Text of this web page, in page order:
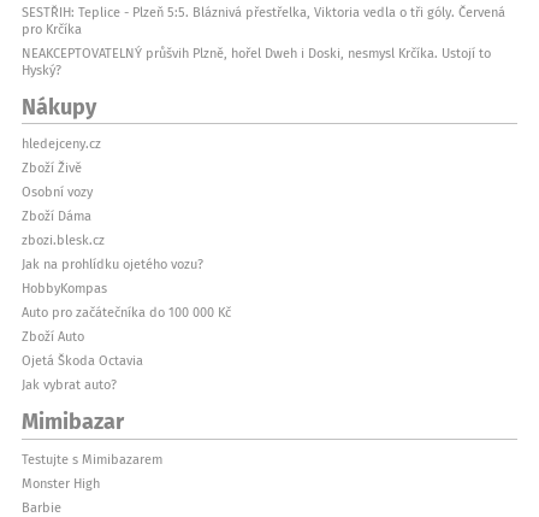
SESTŘIH: Teplice - Plzeň 5:5. Bláznivá přestřelka, Viktoria vedla o tři góly. Červená
pro Krčíka
NEAKCEPTOVATELNÝ průšvih Plzně, hořel Dweh i Doski, nesmysl Krčíka. Ustojí to
Hyský?
Nákupy
hledejceny.cz
Zboží Živě
Osobní vozy
Zboží Dáma
zbozi.blesk.cz
Jak na prohlídku ojetého vozu?
HobbyKompas
Auto pro začátečníka do 100 000 Kč
Zboží Auto
Ojetá Škoda Octavia
Jak vybrat auto?
Mimibazar
Testujte s Mimibazarem
Monster High
Barbie